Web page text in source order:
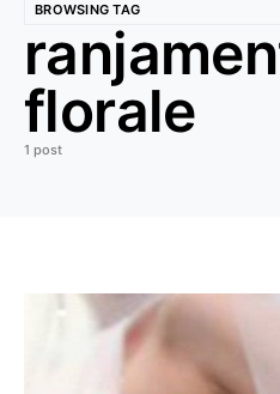
BROWSING TAG
florale
1 post